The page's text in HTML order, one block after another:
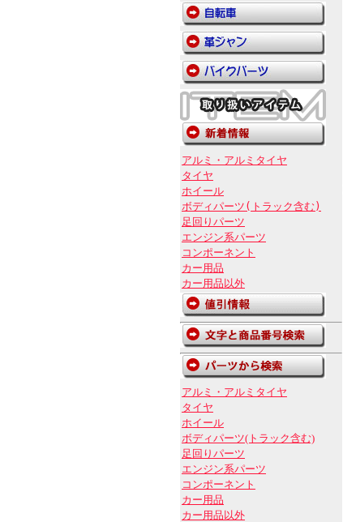
アルミ・アルミタイヤ
タイヤ
ホイール
ボディパーツ(トラック含む)
足回りパーツ
エンジン系パーツ
コンポーネント
カー用品
カー用品以外
アルミ・アルミタイヤ
タイヤ
ホイール
ボディパーツ(トラック含む)
足回りパーツ
エンジン系パーツ
コンポーネント
カー用品
カー用品以外